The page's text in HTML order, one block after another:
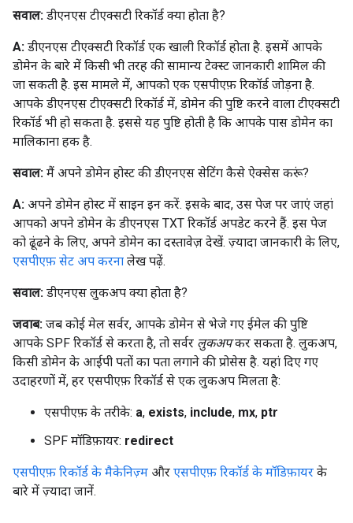
सवाल: डीएनएस टीएक्सटी रिकॉर्ड क्या होता है?
A: डीएनएस टीएक्सटी रिकॉर्ड एक खाली रिकॉर्ड होता है. इसमें आपके
डोमेन के बारे में किसी भी तरह की सामान्य टेक्स्ट जानकारी शामिल की
जा सकती है. इस मामले में, आपको एक एसपीएफ़ रिकॉर्ड जोड़ना है.
आपके डीएनएस टीएक्सटी रिकॉर्ड में, डोमेन की पुष्टि करने वाला टीएक्सटी
रिकॉर्ड भी हो सकता है. इससे यह पुष्टि होती है कि आपके पास डोमेन का
मालिकाना हक है.
सवाल: मैं अपने डोमेन होस्ट की डीएनएस सेटिंग कैसे ऐक्सेस करूं?
A: अपने डोमेन होस्ट में साइन इन करें. इसके बाद, उस पेज पर जाएं जहां
आपको अपने डोमेन के डीएनएस TXT रिकॉर्ड अपडेट करने हैं. इस पेज
को ढूंढने के लिए, अपने डोमेन का दस्तावेज़ देखें. ज़्यादा जानकारी के लिए,
एसपीएफ़ सेट अप करना लेख पढ़ें.
सवाल: डीएनएस लुकअप क्या होता है?
जवाब: जब कोई मेल सर्वर, आपके डोमेन से भेजे गए ईमेल की पुष्टि
आपके SPF रिकॉर्ड से करता है, तो सर्वर लुकअपकर सकता है. लुकअप,
किसी डोमेन के आईपी पतों का पता लगाने की प्रोसेस है. यहां दिए गए
उदाहरणों में, हर एसपीएफ़ रिकॉर्ड से एक लुकअप मिलता है:
एसपीएफ़ के तरीके: a, exists, include, mx, ptr
SPF मॉडिफ़ायर: redirect
एसपीएफ़ रिकॉर्ड के मैकेनिज़्म और एसपीएफ़ रिकॉर्ड के मॉडिफ़ायर के
बारे में ज़्यादा जानें.